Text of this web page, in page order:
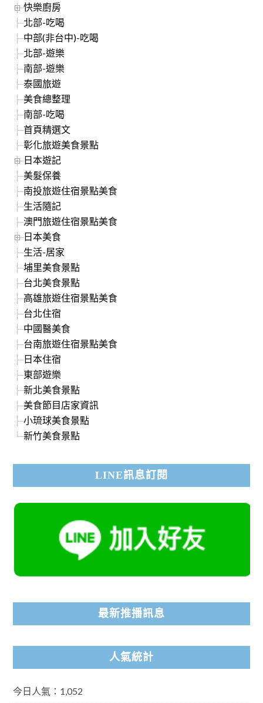
快樂廚房
北部-吃喝
中部(非台中)-吃喝
北部-遊樂
南部-遊樂
泰國旅遊
美食總整理
南部-吃喝
首頁精選文
彰化旅遊美食景點
日本遊記
美髮保養
南投旅遊住宿景點美食
生活隨記
澳門旅遊住宿景點美食
日本美食
生活-居家
埔里美食景點
台北美食景點
高雄旅遊住宿景點美食
台北住宿
中國醫美食
台南旅遊住宿景點美食
日本住宿
東部遊樂
新北美食景點
美食節目店家資訊
小琉球美食景點
新竹美食景點
LINE訊息訂閱
最新推播訊息
人氣統計
今日人氣：1,052